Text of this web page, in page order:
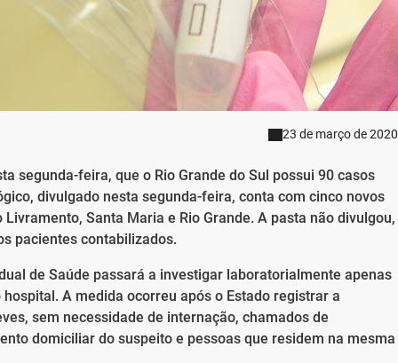
23 de março de 2020
segunda-feira, que o Rio Grande do Sul possui 90 casos
divulgado nesta segunda-feira, conta com cinco novos
Santa Maria e Rio Grande. A pasta não divulgou,
pacientes contabilizados.
de Saúde passará a investigar laboratorialmente apenas
A medida ocorreu após o Estado registrar a
sem necessidade de internação, chamados de
domiciliar do suspeito e pessoas que residem na mesma